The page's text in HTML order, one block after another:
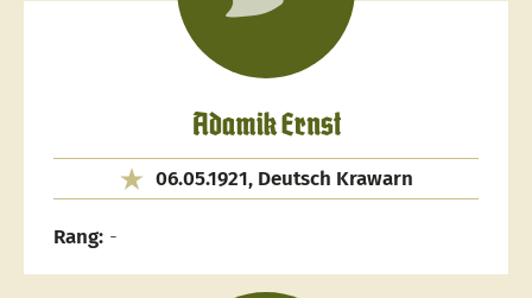
Adamik Ernst
06.05.1921, Deutsch Krawarn
Rang: -